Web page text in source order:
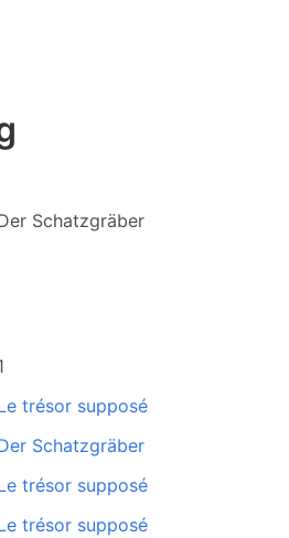
Schatzgräber
trésor supposé
Schatzgräber
trésor supposé
trésor supposé